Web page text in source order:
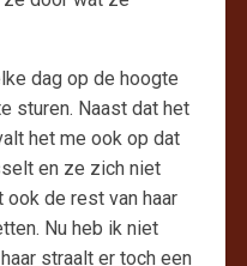
dag op de hoogte
sturen. Naast dat het
het me ook op dat
en ze zich niet
ook de rest van haar
Nu heb ik niet
straalt er toch een